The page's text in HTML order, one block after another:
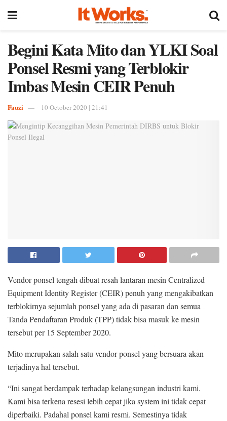
Begini Kata Mito dan YLKI Soal
Ponsel Resmi yang Terblokir
Imbas Mesin CEIR Penuh
Fauzi 10 October 2020 | 21:41
Vendor ponsel tengah dibuat resah lantaran mesin Centralized
Equipment Identity Register (CEIR) penuh yang mengakibatkan
terblokirnya sejumlah ponsel yang ada di pasaran dan semua
Tanda Pendaftaran Produk (TPP) tidak bisa masuk ke mesin
tersebut per 15 September 2020.
Mito merupakan salah satu vendor ponsel yang bersuara akan
terjadinya hal tersebut.
“Ini sangat berdampak terhadap kelangsungan industri kami.
Kami bisa terkena resesi lebih cepat jika system ini tidak cepat
diperbaiki. Padahal ponsel kami resmi. Semestinya tidak